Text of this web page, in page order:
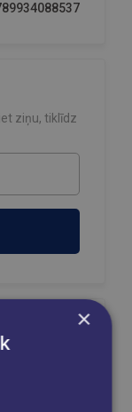
ziņu, tiklīdz
pilnas
dienās.
un
×